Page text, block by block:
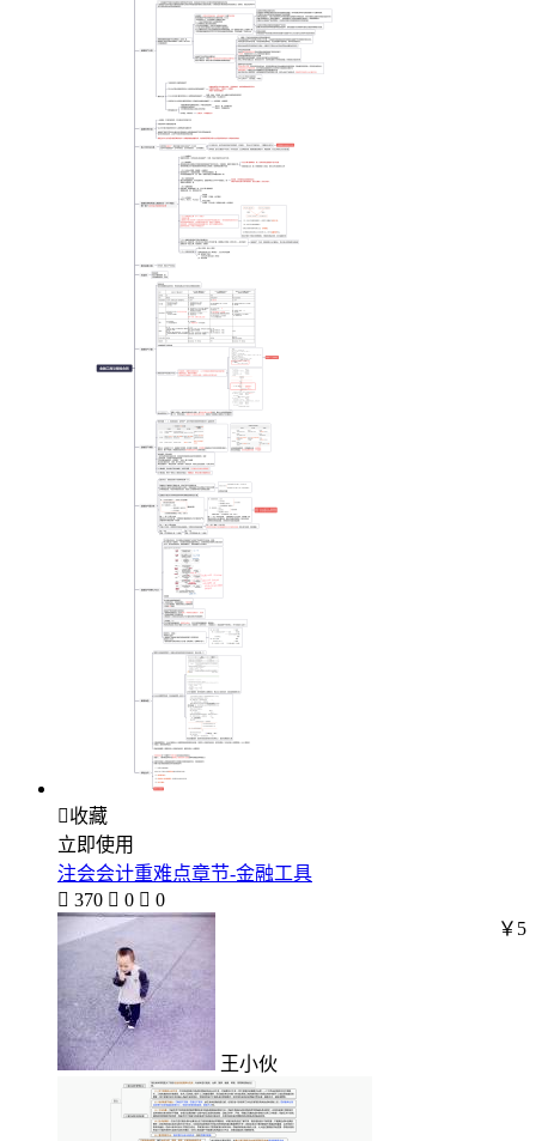
收藏
立即使用
注会会计重难点章节-金融工具
 370  0  0
王小伙
￥5